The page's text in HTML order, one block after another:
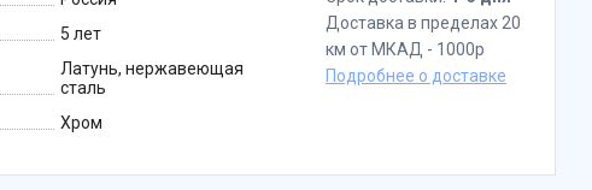
5 лет
Латунь, нержавеющая
сталь
Хром
Доставка в пределах 20
км от МКАД - 1000р
Подробнее о доставке